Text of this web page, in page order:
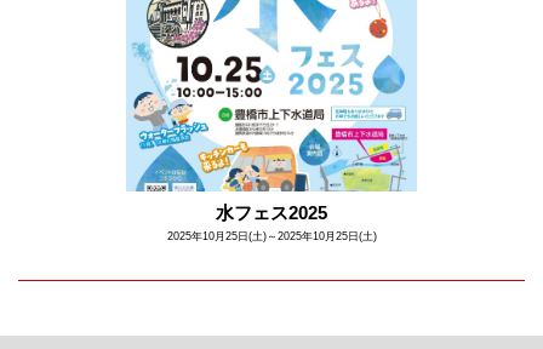
水フェス2025
2025年10月25日(土)～2025年10月25日(土)